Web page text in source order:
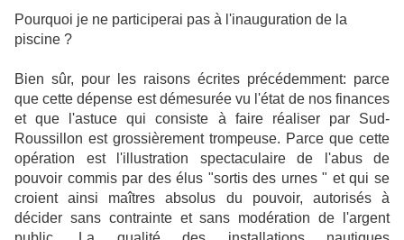
Pourquoi je ne participerai pas à l'inauguration de la
piscine ?
Bien sûr, pour les raisons écrites précédemment: parce
que cette dépense est démesurée vu l'état de nos finances
et que l'astuce qui consiste à faire réaliser par Sud-
Roussillon est grossièrement trompeuse. Parce que cette
opération est l'illustration spectaculaire de l'abus de
pouvoir commis par des élus "sortis des urnes " et qui se
croient ainsi maîtres absolus du pouvoir, autorisés à
décider sans contrainte et sans modération de l'argent